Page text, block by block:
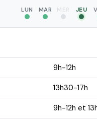
LUN MAR MER JEU
9h-12h
13h30-17h
9h-12h et